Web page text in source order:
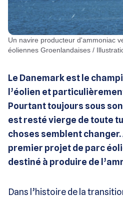
Un navire producteur d'ammoniac vert alimenté par des
éoliennes Groenlandaises /
Le Danemark est le
l’éolien et
Pourtant toujours sous
est resté vierge de toute
choses semblent changer.
premier projet de parc
destiné à produire de
Dans l’histoire de la